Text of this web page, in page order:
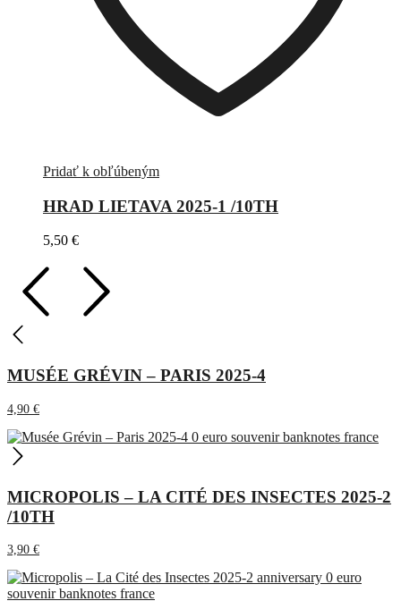
Pridať k obľúbeným
HRAD LIETAVA 2025-1 /10TH
5,50 €
MUSÉE GRÉVIN – PARIS 2025-4
4,90 €
MICROPOLIS – LA CITÉ DES INSECTES 2025-2
/10TH
3,90 €